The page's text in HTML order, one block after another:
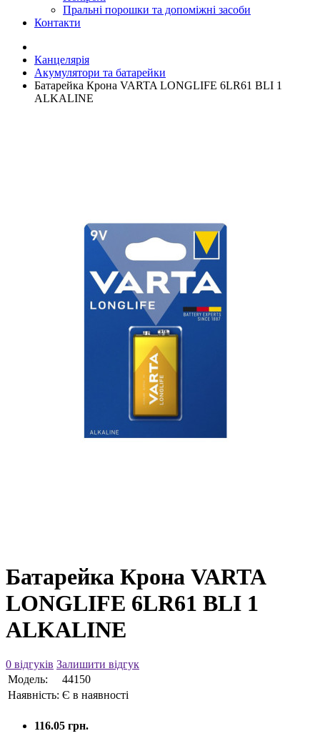
Пральні порошки та допоміжні засоби
Контакти
Канцелярія
Акумулятори та батарейки
Батарейка Крона VARTA LONGLIFE 6LR61 BLI 1
ALKALINE
Батарейка Крона VARTA
LONGLIFE 6LR61 BLI 1
ALKALINE
0 відгуків Залишити відгук
Модель:
44150
Наявність: Є в наявності
116.05 грн.